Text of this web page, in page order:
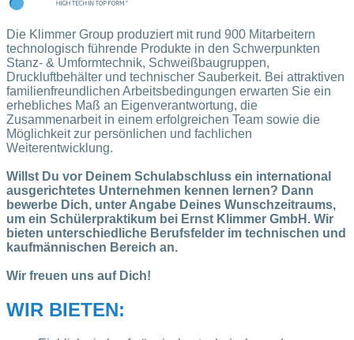
Die Klimmer Group produziert mit rund 900 Mitarbeitern
technologisch führende Produkte in den Schwerpunkten
Stanz- & Umformtechnik, Schweißbaugruppen,
Druckluftbehälter und technischer Sauberkeit. Bei attraktiven
familienfreundlichen Arbeitsbedingungen erwarten Sie ein
erhebliches Maß an Eigenverantwortung, die
Zusammenarbeit in einem erfolgreichen Team sowie die
Möglichkeit zur persönlichen und fachlichen
Weiterentwicklung.
Willst Du vor Deinem Schulabschluss ein international
ausgerichtetes Unternehmen kennen lernen? Dann
bewerbe Dich, unter Angabe Deines Wunschzeitraums,
um ein Schülerpraktikum bei Ernst Klimmer GmbH. Wir
bieten unterschiedliche Berufsfelder im technischen und
kaufmännischen Bereich an.
Wir freuen uns auf Dich!
WIR BIETEN: